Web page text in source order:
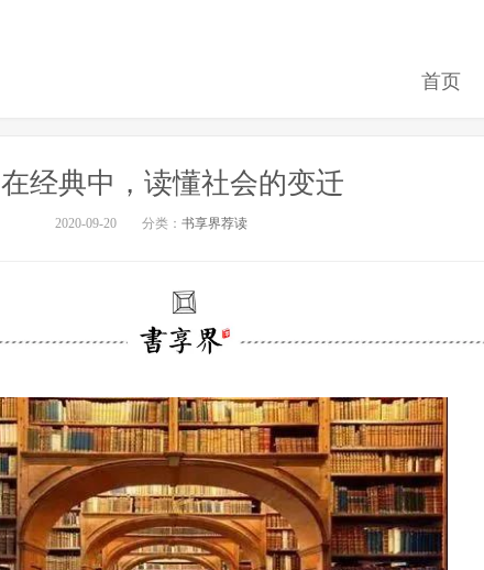
首页
在经典中，读懂社会的变迁
2020-09-20 分类： 书享界荐读